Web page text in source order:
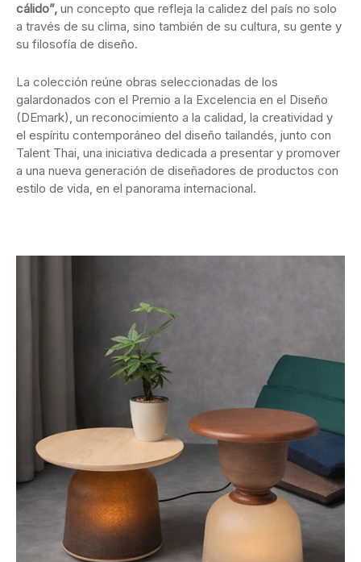
cálido”, un concepto que refleja la calidez del país no solo
a través de su clima, sino también de su cultura, su gente y
su filosofía de diseño.
La colección reúne obras seleccionadas de los
galardonados con el Premio a la Excelencia en el Diseño
(DEmark), un reconocimiento a la calidad, la creatividad y
el espíritu contemporáneo del diseño tailandés, junto con
Talent Thai, una iniciativa dedicada a presentar y promover
a una nueva generación de diseñadores de productos con
estilo de vida, en el panorama internacional.